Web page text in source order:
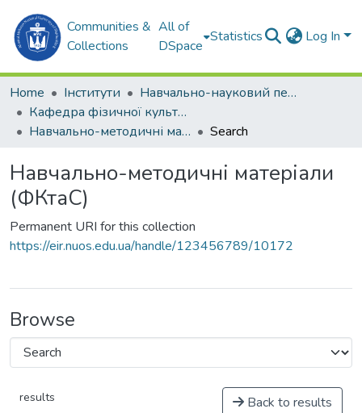
Communities &
Collections
All of
DSpace
Statistics Log In
Home Інститути
Навчально-науковий педагогічний інститут ім. В. О. Сухомлинського (ННПІ ім. В.О. Сухомлинського)
Кафедра фізичної культури та спорту (ФКтаС)
Навчально-методичні матеріали (ФКтаС)
Search
Навчально-методичні матеріали
(ФКтаС)
Permanent URI for this collection
https://eir.nuos.edu.ua/handle/123456789/10172
Browse
results Back to results